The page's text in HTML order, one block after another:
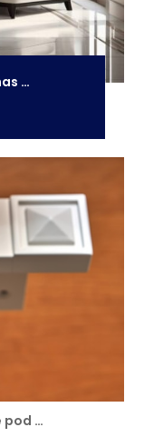
…
pod …